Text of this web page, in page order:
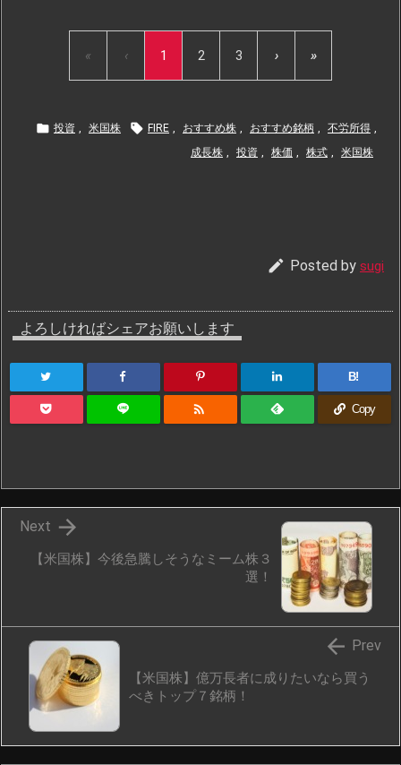
« ‹ 1 2 3 › »
 投資 , 米国株  FIRE , おすすめ株 , おすすめ銘柄 , 不労所得 ,
成長株 , 投資 , 株価 , 株式 , 米国株
 Posted by sugi
よろしければシェアお願いします
B!
 Copy
【米国株】今後急騰しそうなミーム株３
選！

Next
【米国株】億万長者に成りたいなら買う
べきトップ７銘柄！
 Prev